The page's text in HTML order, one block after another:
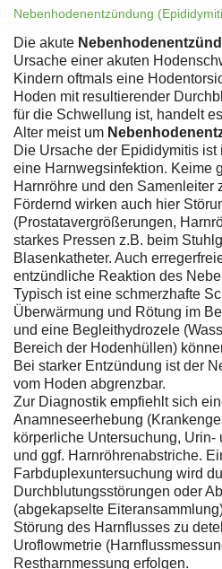
Nebenhodenentzündung
Die akute
Ursache einer akuten
Kindern oftmals eine
Hoden mit resultierender
für die Schwellung ist, handelt
Alter meist um
Die Ursache der Epididymitis
eine Harnwegsinfektion. Keime
Harnröhre und den Samenleiter
Fördernd wirken auch hier
(Prostatavergrößerungen,
starkes Pressen z.B. beim
Blasenkatheter. Auch
entzündliche Reaktion des
Typisch ist eine schmerzhafte
Überwärmung und Rötung im
und eine Begleithydrozele
Bereich der Hodenhüllen)
Bei starker Entzündung ist der
vom Hoden abgrenzbar.
Zur Diagnostik empfiehlt sich
Anamneseerhebung
körperliche Untersuchung,
und ggf. Harnröhrenabstriche.
Farbduplexuntersuchung wird
Durchblutungsstörungen oder
(abgekapselte
Störung des Harnflusses zu
Uroflowmetrie
Restharnmessung erfolgen.